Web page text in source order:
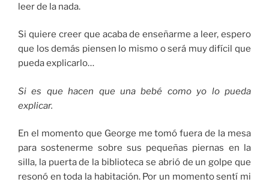
leer de la nada.
Si quiere creer que acaba de enseñarme a leer, espero
que los demás piensen lo mismo o será muy difícil que
pueda explicarlo…
Si es que hacen que una bebé como yo lo pueda
explicar.
En el momento que George me tomó fuera de la mesa
para sostenerme sobre sus pequeñas piernas en la
silla, la puerta de la biblioteca se abrió de un golpe que
resonó en toda la habitación. Por un momento sentí mi